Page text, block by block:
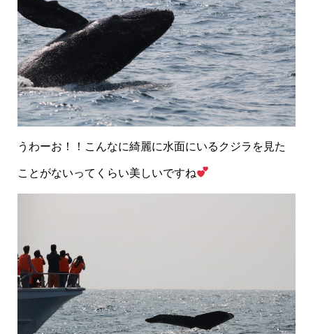
うわーお！！こんなに綺麗に水面にいるクジラを見た
ことがないってくらい美しいですね